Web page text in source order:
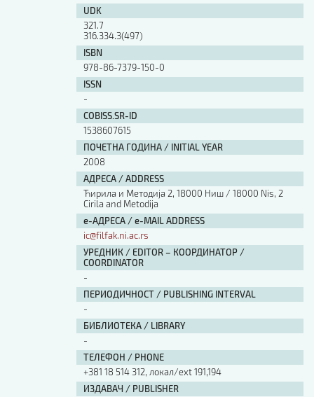
UDK
321.7
316.334.3(497)
ISBN
978-86-7379-150-0
ISSN
-
COBISS.SR-ID
1538607615
ПОЧЕТНА ГОДИНА / INITIAL YEAR
2008
АДРЕСА / ADDRESS
Ћирила и Методија 2, 18000 Ниш / 18000 Nis, 2
Cirila and Metodija
е-АДРЕСА / e-MAIL ADDRESS
ic@filfak.ni.ac.rs
УРЕДНИК / EDITOR – КООРДИНАТОР /
COORDINATOR
-
ПЕРИОДИЧНОСТ / PUBLISHING INTERVAL
-
БИБЛИОТЕКА / LIBRARY
-
ТЕЛЕФОН / PHONE
+381 18 514 312, локал/ext 191,194
ИЗДАВАЧ / PUBLISHER